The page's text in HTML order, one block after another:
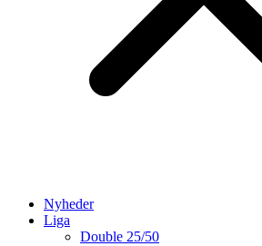
Nyheder
Liga
Double 25/50